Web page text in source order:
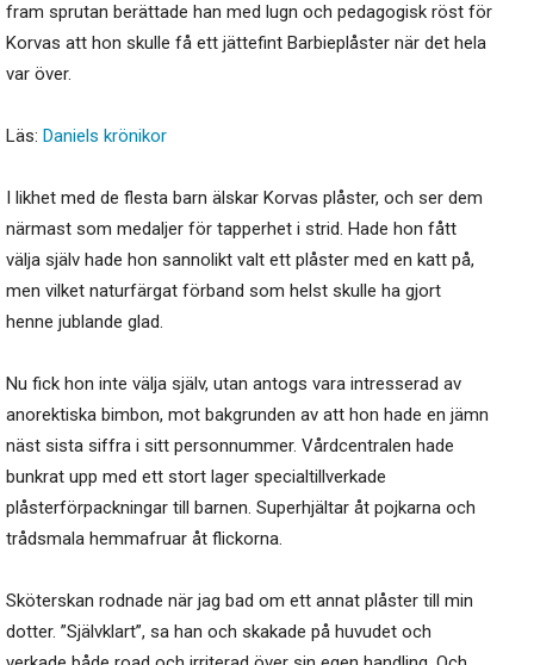
fram sprutan berättade han med lugn och pedagogisk röst för
Korvas att hon skulle få ett jättefint Barbieplåster när det hela
var över.
Läs: Daniels krönikor
I likhet med de flesta barn älskar Korvas plåster, och ser dem
närmast som medaljer för tapperhet i strid. Hade hon fått
välja själv hade hon sannolikt valt ett plåster med en katt på,
men vilket naturfärgat förband som helst skulle ha gjort
henne jublande glad.
Nu fick hon inte välja själv, utan antogs vara intresserad av
anorektiska bimbon, mot bakgrunden av att hon hade en jämn
näst sista siffra i sitt personnummer. Vårdcentralen hade
bunkrat upp med ett stort lager specialtillverkade
plåsterförpackningar till barnen. Superhjältar åt pojkarna och
trådsmala hemmafruar åt flickorna.
Sköterskan rodnade när jag bad om ett annat plåster till min
dotter. ”Självklart”, sa han och skakade på huvudet och